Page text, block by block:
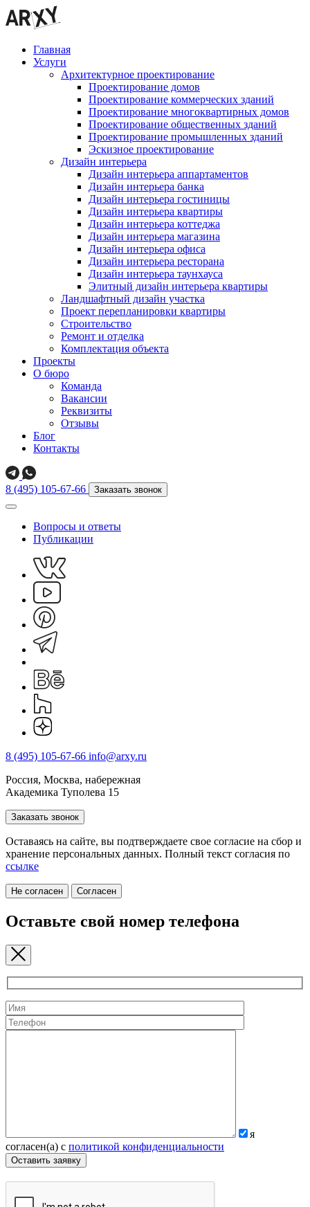
Главная
Услуги
Архитектурное проектирование
Проектирование домов
Проектирование коммерческих зданий
Проектирование многоквартирных домов
Проектирование общественных зданий
Проектирование промышленных зданий
Эскизное проектирование
Дизайн интерьера
Дизайн интерьера аппартаментов
Дизайн интерьера банка
Дизайн интерьера гостиницы
Дизайн интерьера квартиры
Дизайн интерьера коттеджа
Дизайн интерьера магазина
Дизайн интерьера офиса
Дизайн интерьера ресторана
Дизайн интерьера таунхауса
Элитный дизайн интерьера квартиры
Ландшафтный дизайн участка
Проект перепланировки квартиры
Строительство
Ремонт и отделка
Комплектация объекта
Проекты
О бюро
Команда
Вакансии
Реквизиты
Отзывы
Блог
Контакты
8 (495) 105-67-66 Заказать звонок
Вопросы и ответы
Публикации
8 (495) 105-67-66 info@arxy.ru
Россия, Москва, набережная
Академика Туполева 15
Заказать звонок
Оставаясь на сайте, вы подтверждаете свое согласие на cбор и
хранение персональных данных. Полный текст согласия по
ссылке
Не согласен Согласен
Оставьте свой номер телефона
я
согласен(а) с политикой конфиденциальности